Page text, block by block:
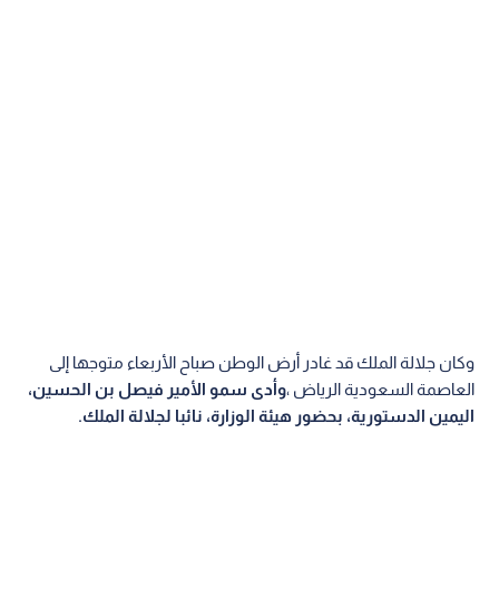
وكان جلالة الملك قد غادر أرض الوطن صباح الأربعاء متوجها إلى
العاصمة السعودية الرياض ،وأدى سمو الأمير فيصل بن الحسين،
اليمين الدستورية، بحضور هيئة الوزارة، نائبا لجلالة الملك.